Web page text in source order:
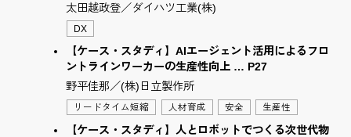
太田越政登／ダイハツ工業(株)
DX
【ケース・スタディ】AIエージェント活用によるフロ
ントラインワーカーの生産性向上 … P27
野平佳那／(株)日立製作所
リードタイム短縮 人材育成 安全 生産性
【ケース・スタディ】人とロボットでつくる次世代物